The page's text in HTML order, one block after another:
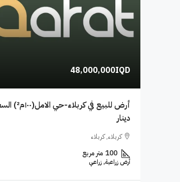
48,000,000IQD
دينار
كربلاء, كربلاء
100 متر مربع
أرض زراعية, زراعي